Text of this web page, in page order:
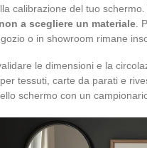
calibrazione del tuo schermo.
a scegliere un materiale .
o in showroom rimane
le dimensioni e la
tessuti, carte da parati e
schermo con un